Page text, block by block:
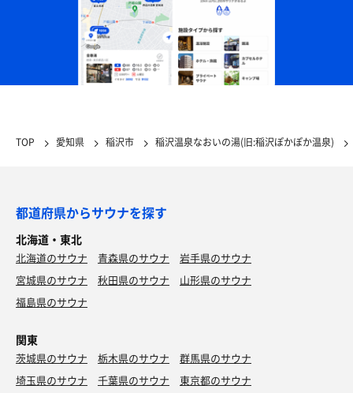
TOP 愛知県 稲沢市 稲沢温泉なおいの湯(旧:稲沢ぽかぽか温泉)
都道府県からサウナを探す
北海道・東北
北海道のサウナ 青森県のサウナ
岩手県のサウナ
宮城県のサウナ
秋田県のサウナ
山形県のサウナ
福島県のサウナ
関東
茨城県のサウナ 栃木県のサウナ
群馬県のサウナ
埼玉県のサウナ
千葉県のサウナ
東京都のサウナ